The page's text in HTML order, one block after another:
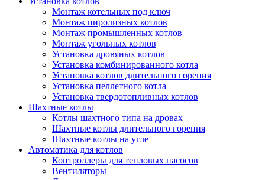
Монтаж котельных под ключ
Монтаж пиролизных котлов
Монтаж промышленных котлов
Монтаж угольных котлов
Установка дровяных котлов
Установка комбинированного котла
Установка котлов длительного горения
Установка пеллетного котла
Установка твердотопливных котлов
Шахтные котлы
Котлы шахтного типа на дровах
Шахтные котлы длительного горения
Шахтные котлы на угле
Автоматика для котлов
Контроллеры для тепловых насосов
Вентиляторы